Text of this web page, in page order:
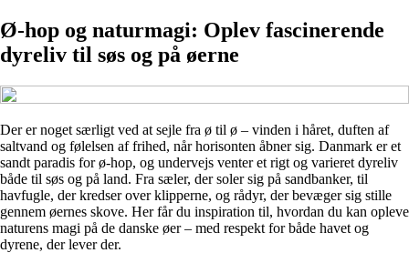
Ø-hop og naturmagi: Oplev fascinerende
dyreliv til søs og på øerne
Der er noget særligt ved at sejle fra ø til ø – vinden i håret, duften af
saltvand og følelsen af frihed, når horisonten åbner sig. Danmark er et
sandt paradis for ø-hop, og undervejs venter et rigt og varieret dyreliv
både til søs og på land. Fra sæler, der soler sig på sandbanker, til
havfugle, der kredser over klipperne, og rådyr, der bevæger sig stille
gennem øernes skove. Her får du inspiration til, hvordan du kan opleve
naturens magi på de danske øer – med respekt for både havet og
dyrene, der lever der.